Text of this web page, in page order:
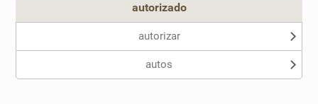
autorizado
autorizar
autos